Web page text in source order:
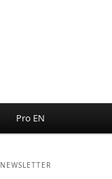
Pro EN
NEWSLETTER